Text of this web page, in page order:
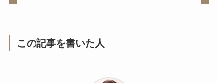
この記事を書いた人